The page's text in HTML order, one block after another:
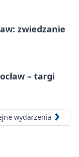
zwiedzanie
– targi
wydarzenia